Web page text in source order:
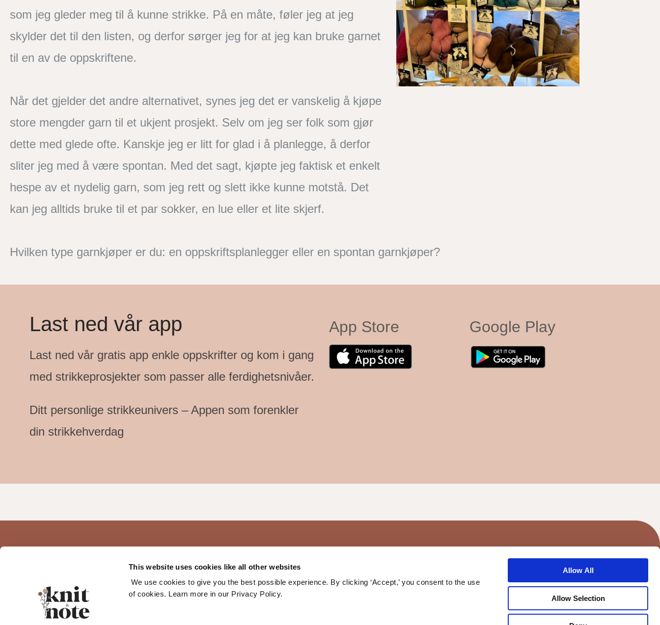
This website uses cookies like all other websites
We use cookies to give you the best possible experience. By clicking ‘Accept,’ you consent to the use
of cookies. Learn more in our Privacy Policy.
Allow All
Allow Selection
som jeg gleder meg til å kunne strikke. På en måte, føler jeg at jeg
skylder det til den listen, og derfor sørger jeg for at jeg kan bruke garnet
til en av de oppskriftene.
Når det gjelder det andre alternativet, synes jeg det er vanskelig å kjøpe
store mengder garn til et ukjent prosjekt. Selv om jeg ser folk som gjør
dette med glede ofte. Kanskje jeg er litt for glad i å planlegge, å derfor
sliter jeg med å være spontan. Med det sagt, kjøpte jeg faktisk et enkelt
hespe av et nydelig garn, som jeg rett og slett ikke kunne motstå. Det
kan jeg alltids bruke til et par sokker, en lue eller et lite skjerf.
Hvilken type garnkjøper er du: en oppskriftsplanlegger eller en spontan garnkjøper?
Last ned vår app
Last ned vår gratis app enkle oppskrifter og kom i gang
med strikkeprosjekter som passer alle ferdighetsnivåer.
Ditt personlige strikkeunivers – Appen som forenkler
din strikkehverdag
App Store Google Play
Funksjoner og planer
Knitandnote AS